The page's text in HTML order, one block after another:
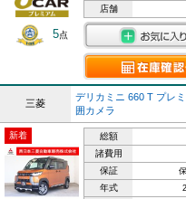
5点
店舗
三菱
デリカミニ 660 T プレ
囲カメラ
新着 総額
諸費用
保証
年式